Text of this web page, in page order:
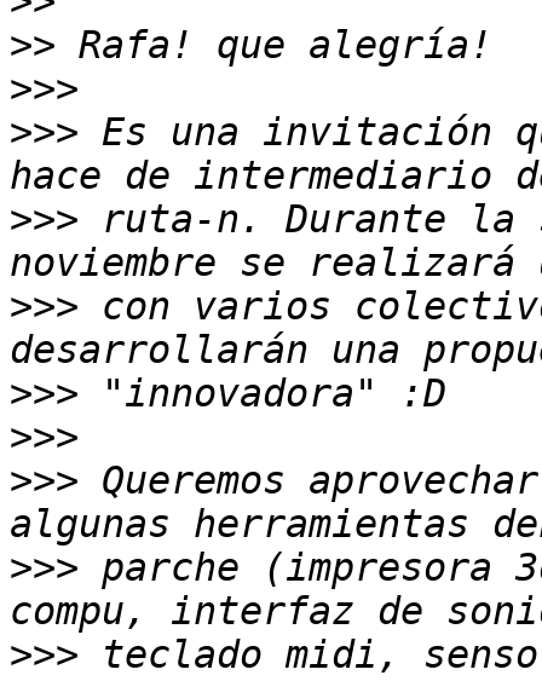
>>
>>>
>>> Es una invitación
>>> ruta-n. Durante la
>>> con varios
>>>
>>>
>>> Queremos
>>> parche (impresora
>>> teclado midi,